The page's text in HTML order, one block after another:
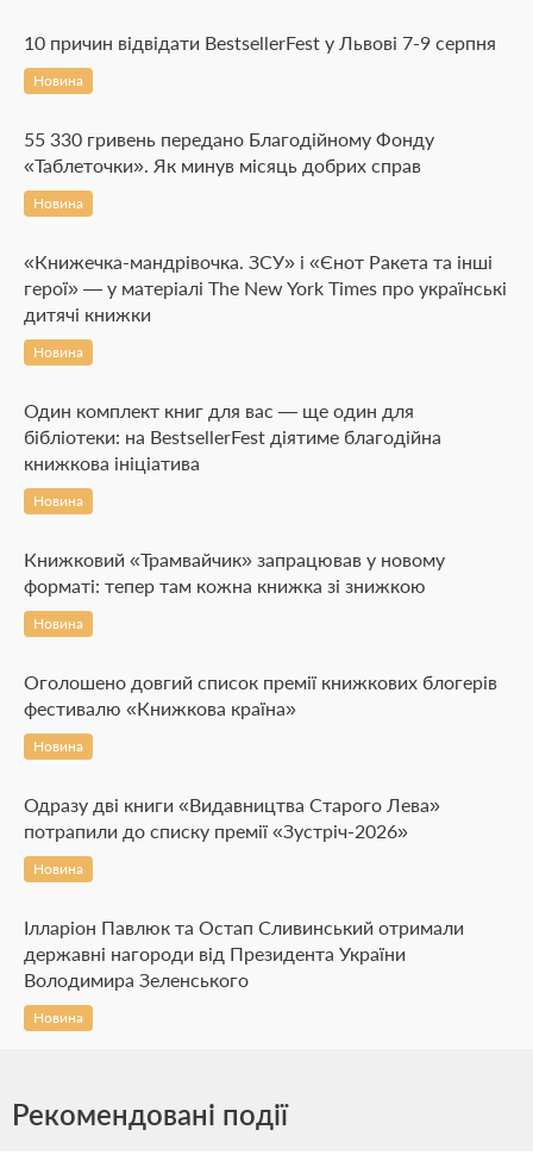
10 причин відвідати BestsellerFest у Львові 7-9 серпня
Новина
55 330 гривень передано Благодійному Фонду
«Таблеточки». Як минув місяць добрих справ
Новина
«Книжечка-мандрівочка. ЗСУ» і «Єнот Ракета та інші
герої» — у матеріалі The New York Times про українські
дитячі книжки
Новина
Один комплект книг для вас — ще один для
бібліотеки: на BestsellerFest діятиме благодійна
книжкова ініціатива
Новина
Книжковий «Трамвайчик» запрацював у новому
форматі: тепер там кожна книжка зі знижкою
Новина
Оголошено довгий список премії книжкових блогерів
фестивалю «Книжкова країна»
Новина
Одразу дві книги «Видавництва Старого Лева»
потрапили до списку премії «Зустріч-2026»
Новина
Ілларіон Павлюк та Остап Сливинський отримали
державні нагороди від Президента України
Володимира Зеленського
Новина
Рекомендовані події